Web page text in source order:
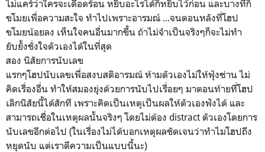
ไม่แคร์ว่าใครจะเดือดร้อน หยิบอะไรได้ก็หยิบไว้ก่อน และบางทีก็
ขโมยเพื่อความสะใจ ทำไปเพราะอารมณ์ ...จนตอนหลังที่โฮป
ขโมยน้อยลง เห็นใจคนอื่นมากขึ้น ถ้าไม่จำเป็นจริงๆก็จะไม่ทำ
ยับยั้งชั่งใจตัวเองได้ในที่สุด
สอง นิสัยการนับเลข
แรกๆโฮปนับเลขเพื่อสงบสติอารมณ์ ห้ามตัวเองไม่ให้ฟุ้งซ่าน ไม่
คิดเรื่องอื่น ทำให้สมองยุ่งด้วยการนับไปเรื่อยๆ มาตอนท้ายที่โฮป
เลิกนิสัยนี้ได้สักที เพราะคิดเป็นเหตุเป็นผลให้ตัวเองฟังได้ และ
สามารถเชื่อในเหตุผลนั้นจริงๆ โดยไม่ต้อง distract ตัวเองโดยการ
นับเลขอีกต่อไป (ในเรื่องไม่ได้บอกเหตุผลชัดเจนว่าทำไมโฮปถึง
หยุดนับ แต่เราตีความเป็นแบบนี้นะ)